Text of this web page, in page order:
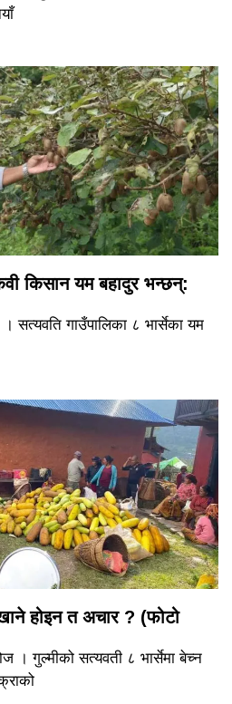
किसान यम बहादुर भन्छन्:
सत्यवति गाउँपालिका ८ भार्सेका यम
होइन त अचार ? (फोटो
। गुल्मीको सत्यवती ८ भार्सेमा बेच्न